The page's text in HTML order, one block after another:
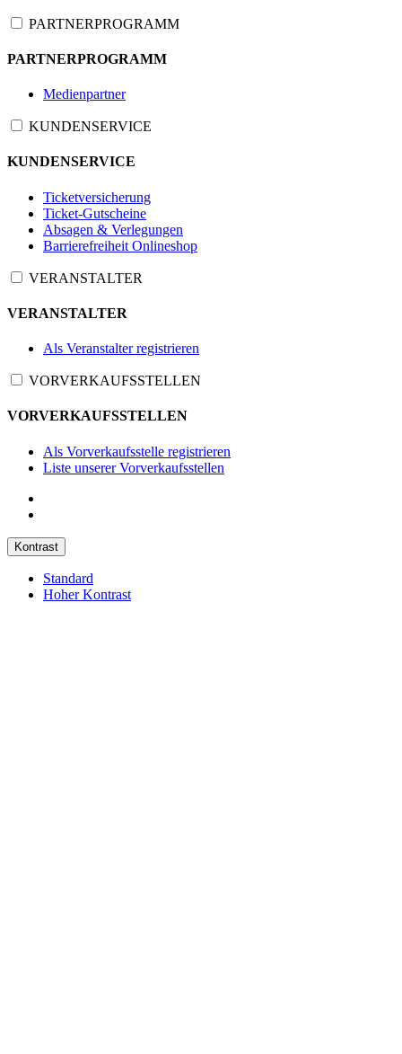
PARTNERPROGRAMM
PARTNERPROGRAMM
Medienpartner
KUNDENSERVICE
KUNDENSERVICE
Ticketversicherung
Ticket-Gutscheine
Absagen & Verlegungen
Barrierefreiheit Onlineshop
VERANSTALTER
VERANSTALTER
Als Veranstalter registrieren
VORVERKAUFSSTELLEN
VORVERKAUFSSTELLEN
Als Vorverkaufsstelle registrieren
Liste unserer Vorverkaufsstellen
Kontrast
Standard
Hoher Kontrast